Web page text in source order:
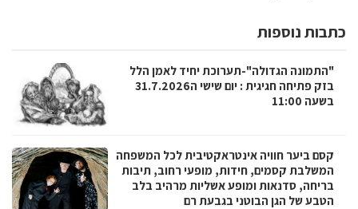
כתבות נוספות
"התמונה הגדולה"-תערוכת יחיד לאמן הלל
בזק פתיחה חגיגית : יום שישי ה31.7.2026
בשעה 11:00
קסם ביער חוויה אינטראקטיבית לכל המשפחה
המשלבת קסמים, חידות, מופעי רחוב, תיבות
בריחה, סדנאות ומופע אשליות מרהיב בלב
הטבע של הגן הבוטני בגבעת רם